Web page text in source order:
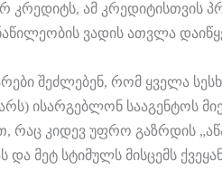
ამ კრედიტისთვის
ვადის ათვლა
შეძლებენ, რომ ყველა
ისარგებლონ სააგენტოს
რაც კიდევ უფრო გაზრდის
და მეტ სტიმულს მისცემს